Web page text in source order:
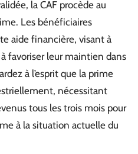
la CAF procède au
Les bénéficiaires
aide financière, visant à
favoriser leur maintien dans
à l’esprit que la prime
nécessitant
tous les trois mois pour
à la situation actuelle du